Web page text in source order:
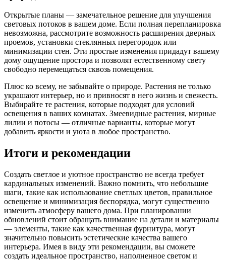
Открытые планы — замечательное решение для улучшения
световых потоков в вашем доме. Если полная перепланировка
невозможна, рассмотрите возможность расширения дверных
проемов, установки стеклянных перегородок или
минимизации стен. Эти простые изменения придадут вашему
дому ощущение простора и позволят естественному свету
свободно перемещаться сквозь помещения.
Плюс ко всему, не забывайте о природе. Растения не только
украшают интерьер, но и привносят в него жизнь и свежесть.
Выбирайте те растения, которые подходят для условий
освещения в ваших комнатах. Змеевидные растения, мирные
лилии и потосы — отличные варианты, которые могут
добавить яркости и уюта в любое пространство.
Итоги и рекомендации
Создать светлое и уютное пространство не всегда требует
кардинальных изменений. Важно помнить, что небольшие
шаги, такие как использование светлых цветов, правильное
освещение и минимизация беспорядка, могут существенно
изменить атмосферу вашего дома. При планировании
обновлений стоит обращать внимание на детали и материалы
— элементы, такие как качественная фурнитура, могут
значительно повысить эстетические качества вашего
интерьера. Имея в виду эти рекомендации, вы сможете
создать идеальное пространство, наполненное светом и